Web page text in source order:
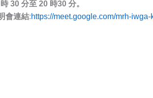
30 分至 20 時30 分。
會連結:https://meet.google.com/mrh-iwga-